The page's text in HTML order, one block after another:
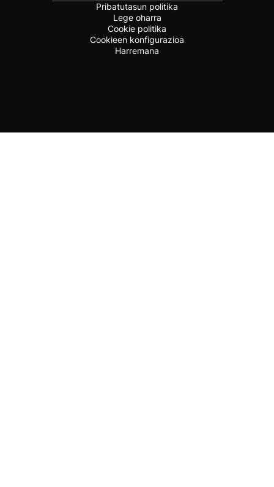
Pribatutasun politika
Lege oharra
Cookie politika
Cookieen konfigurazioa
Harremana